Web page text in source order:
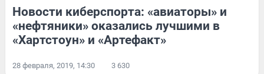
Новости киберспорта: «авиаторы» и
«нефтяники» оказались лучшими в
«Хартстоун» и «Артефакт»
28 февраля, 2019, 14:30 3 630